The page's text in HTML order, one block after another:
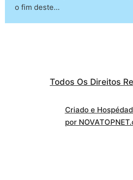
o fim deste…
Todos Os Direitos
Criado e
por